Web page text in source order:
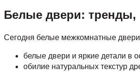
Белые двери: тренды,
Сегодня белые межкомнатные
белые двери и яркие детали в
обилие натуральных текстур